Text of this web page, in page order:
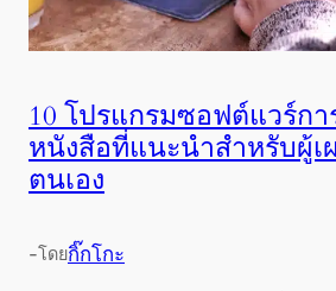
10 โปรแกรมซอฟต์แวร์ก
หนังสือที่แนะนำสำหรับผู้เ
ตนเอง
-โดยกิ๊กโกะ